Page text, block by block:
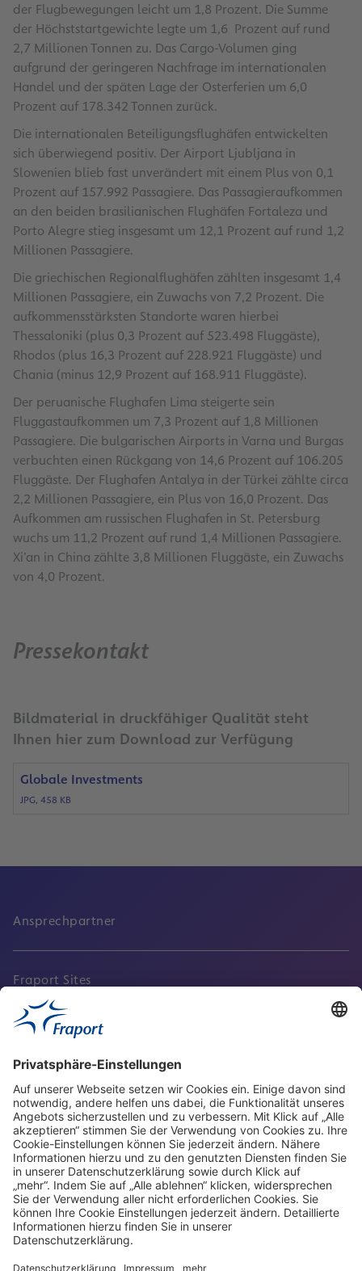
der Flugbewegungen leicht um 1,8 Prozent. Die Summe
der Höchststartgewichte legte um 1,6 Prozent auf rund
2,7 Millionen Tonnen zu. Das Cargo-Volumen ging
aufgrund der geringeren Nachfrage im internationalen
Handel und der späten Lage der Osterferien um 6,0
Prozent auf 178.342 Tonnen zurück.
Die internationalen Beteiligungsflughäfen entwickelten
sich überwiegend positiv. Der Airport Ljubljana in
Slowenien blieb fast unverändert mit einem Plus von 0,1
Prozent auf 157.992 Passagiere. Das Passagieraufkommen
an den beiden brasilianischen Flughäfen Fortaleza und
Porto Alegre stieg insgesamt um 12,1 Prozent auf rund 1,2
Millionen Passagiere.
Die griechischen Regionalflughäfen zählten insgesamt 1,4
Millionen Passagiere, ein Zuwachs von 7,2 Prozent. Die
aufkommensstärksten Standorte waren hierbei
Thessaloniki (plus 0,3 Prozent auf 523.498 Fluggäste),
Rhodos (plus 16,3 Prozent auf 228.921 Fluggäste) und
Chania (minus 12,9 Prozent auf 168.911 Fluggäste).
Der peruanische Flughafen Lima steigerte sein
Fluggastaufkommen um 7,3 Prozent auf 1,8 Millionen
Passagiere. Die bulgarischen Airports in Varna und Burgas
verbuchten einen Rückgang von 14,6 Prozent auf 106.205
Fluggäste. Der Flughafen Antalya in der Türkei zählte circa
2,2 Millionen Passagiere, ein Plus von 16,0 Prozent. Das
Aufkommen am russischen Flughafen in St. Petersburg
wuchs um 11,2 Prozent auf rund 1,4 Millionen Passagiere.
Xi’an in China zählte 3,8 Millionen Fluggäste, ein Zuwachs
von 4,0 Prozent.
Pressekontakt
Bildmaterial in druckfähiger Qualität steht
Ihnen hier zum Download zur Verfügung
Globale Investments
JPG, 458 KB
Ansprechpartner
Fraport Sites
Aktuell
Service
Frankfurt Airport
properties.socialType
properties.socialType
properties.socialType
properties.socialType
Frankfurt CargoHub